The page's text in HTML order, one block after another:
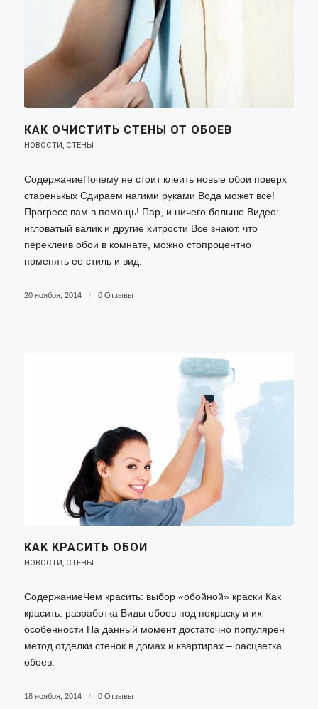
КАК ОЧИСТИТЬ СТЕНЫ ОТ ОБОЕВ
НОВОСТИ, СТЕНЫ
СодержаниеПочему не стоит клеить новые обои поверх
старенькых Сдираем нагими руками Вода может все!
Прогресс вам в помощь! Пар, и ничего больше Видео:
игловатый валик и другие хитрости Все знают, что
переклеив обои в комнате, можно стопроцентно
поменять ее стиль и вид.
20 ноября, 2014 / 0 Отзывы
КАК КРАСИТЬ ОБОИ
НОВОСТИ СТЕНЫ
СодержаниеЧем красить: выбор «обойной» краски Как
красить: разработка Виды обоев под покраску и их
особенности На данный момент достаточно популярен
метод отделки стенок в домах и квартирах – расцветка
обоев.
18 ноября, 2014 / 0 Отзывы